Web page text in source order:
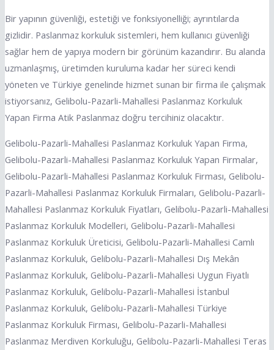
Bir yapının güvenliği, estetiği ve fonksiyonelliği; ayrıntılarda
gizlidir. Paslanmaz korkuluk sistemleri, hem kullanıcı güvenliği
sağlar hem de yapıya modern bir görünüm kazandırır. Bu alanda
uzmanlaşmış, üretimden kuruluma kadar her süreci kendi
yöneten ve Türkiye genelinde hizmet sunan bir firma ile çalışmak
istiyorsanız, Gelibolu-Pazarli-Mahallesi Paslanmaz Korkuluk
Yapan Firma Atik Paslanmaz doğru tercihiniz olacaktır.
Gelibolu-Pazarli-Mahallesi Paslanmaz Korkuluk Yapan Firma,
Gelibolu-Pazarli-Mahallesi Paslanmaz Korkuluk Yapan Firmalar,
Gelibolu-Pazarli-Mahallesi Paslanmaz Korkuluk Firması, Gelibolu-
Pazarli-Mahallesi Paslanmaz Korkuluk Firmaları, Gelibolu-Pazarli-
Mahallesi Paslanmaz Korkuluk Fiyatları, Gelibolu-Pazarli-Mahallesi
Paslanmaz Korkuluk Modelleri, Gelibolu-Pazarli-Mahallesi
Paslanmaz Korkuluk Üreticisi, Gelibolu-Pazarli-Mahallesi Camlı
Paslanmaz Korkuluk, Gelibolu-Pazarli-Mahallesi Dış Mekân
Paslanmaz Korkuluk, Gelibolu-Pazarli-Mahallesi Uygun Fiyatlı
Paslanmaz Korkuluk, Gelibolu-Pazarli-Mahallesi İstanbul
Paslanmaz Korkuluk, Gelibolu-Pazarli-Mahallesi Türkiye
Paslanmaz Korkuluk Firması, Gelibolu-Pazarli-Mahallesi
Paslanmaz Merdiven Korkuluğu, Gelibolu-Pazarli-Mahallesi Teras